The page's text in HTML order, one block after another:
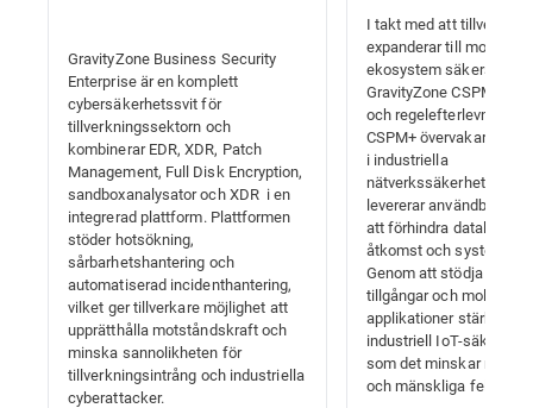
GravityZone Business Security
Enterprise är en komplett
cybersäkerhetssvit för
tillverkningssektorn och
kombinerar EDR, XDR, Patch
Management, Full Disk Encryption,
sandboxanalysator och XDR i en
integrerad plattform. Plattformen
stöder hotsökning,
sårbarhetshantering och
automatiserad incidenthantering,
vilket ger tillverkare möjlighet att
upprätthålla motståndskraft och
minska sannolikheten för
tillverkningsintrång och industriella
cyberattacker.
I takt med att tillverkare
expanderar till moln-
ekosystem säkerställer
GravityZone CSPM+
och regelefterlevnad i
CSPM+ övervakar
i industriella
levererar användbara
att förhindra dataläckor,
åtkomst och
Genom att stödja insyn
tillgångar och
applikationer stärker
industriell IoT-säkerhet
som det minskar
och mänskliga fel.